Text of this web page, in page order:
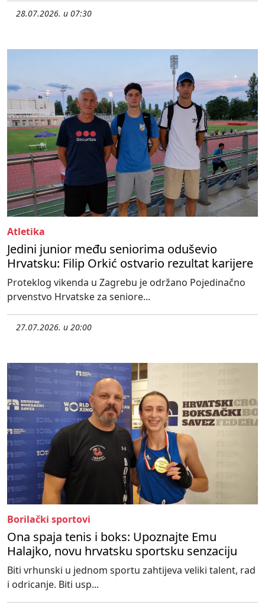
28.07.2026. u 07:30
Atletika
Jedini junior među seniorima oduševio
Hrvatsku: Filip Orkić ostvario rezultat karijere
Proteklog vikenda u Zagrebu je održano Pojedinačno
prvenstvo Hrvatske za seniore...
27.07.2026. u 20:00
Borilački sportovi
Ona spaja tenis i boks: Upoznajte Emu
Halajko, novu hrvatsku sportsku senzaciju
Biti vrhunski u jednom sportu zahtijeva veliki talent, rad
i odricanje. Biti usp...